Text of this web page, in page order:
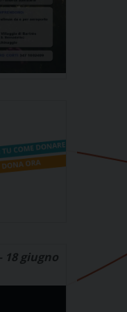
18 giugno